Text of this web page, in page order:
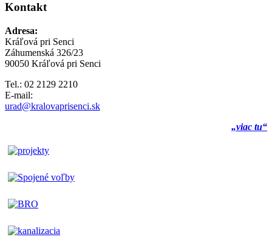
Kontakt
Adresa:
Kráľová pri Senci
Záhumenská 326/23
90050 Kráľová pri Senci
Tel.: 02 2129 2210
E-mail:
urad@kralovaprisenci.sk
„viac tu“